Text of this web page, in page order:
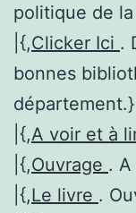
politique de
|{,Clicker Ici .
bonnes
département.}
|{,A voir et à
|{,Ouvrage .
|{,Le livre .